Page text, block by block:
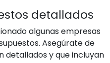
detallados
algunas empresas
Asegúrate de
detallados y que incluyan